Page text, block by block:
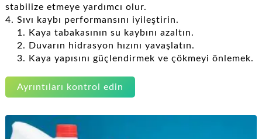
stabilize etmeye yardımcı olur.
4. Sıvı kaybı performansını iyileştirin.
1. Kaya tabakasının su kaybını azaltın.
2. Duvarın hidrasyon hızını yavaşlatın.
3. Kaya yapısını güçlendirmek ve çökmeyi önlemek.
Ayrıntıları kontrol edin